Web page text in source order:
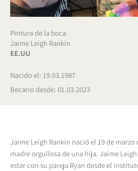
Pintura de la boca
Jaime Leigh Rankin
EE.UU
Nacido el: 19.03.1987
Becario desde: 01.03.2023
Jaime Leigh Rankin nació el 19 de marzo
madre orgullosa de una hija. Jaime
estar con su pareja Ryan desde el